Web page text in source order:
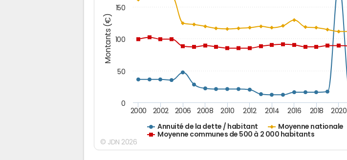
Montants (€)
Annuité de la dette / habitant
Moyenne nationale
Moyenne communes de 500 à 2 000 habitants
2000 2002 2006 2008 2010 2012 2014 2016 2018 2020
0
50
100
150
© JDN 2026